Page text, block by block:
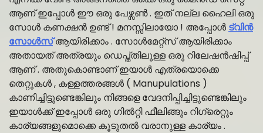
ആണ് ഇപ്പോൾ ഈ ഒരു പേഴ്സൺ . ഇത് നല്ല ഹൈലി ഒരു
സോൾ കണക്ഷൻ ഉണ്ട് ! മനസ്സിലായോ ! അപ്പോൾ ട്വിൻ
സോൾസ്ആയിരിക്കാം . സോൾമേറ്റ്സ് ആയിരിക്കാം
അതായത് അത്രയും ഡെപ്ത്തിലുള്ള ഒരു റിലേഷൻഷിപ്പ്
ആണ് . അതുകൊണ്ടാണ് ഇയാൾ എത്രയൊക്കെ
തെറ്റുകൾ , കള്ളത്തരങ്ങൾ ( Manupulations )
കാണിച്ചിട്ടുണ്ടെങ്കിലും നിങ്ങളെ വേദനിപ്പിച്ചിട്ടുണ്ടെങ്കിലും
ഇയാൾക്ക് ഇപ്പോൾ ഒരു ഗിൽറ്റി ഫീലിങ്ങും റിഗ്രെറ്റും
കാര്യങ്ങളുമൊക്കെ കൂടുതൽ വരാനുള്ള കാര്യം .